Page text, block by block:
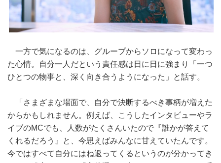
一方で気になるのは、グループからソロになって変わっ
た心情。自分一人だという責任感は日に日に強まり「一つ
ひとつの物事と、深く向き合うようになった」と話す。
「さまざまな場面で、自分で決断するべき事柄が増えた
からかもしれません。例えば、こうしたインタビューやラ
イブのMCでも、人数がたくさんいたので『誰かが答えて
くれるだろう』と、今思えばみんなに甘えていたんです。
今ではすべて自分にはね返ってくるというのが分かってき